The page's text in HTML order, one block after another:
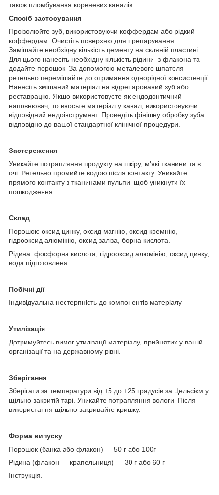
також пломбування кореневих каналів.
Спосіб застосування
Проізолюйте зуб, використовуючи коффердам або рідкий
коффердам. Очистіть поверхню для препарування.
Замішайте необхідну кількість цементу на скляній пластині.
Для цього нанесіть необхідну кількість рідини з флакона та
додайте порошок. За допомогою металевого шпателя
ретельно перемішайте до отримання однорідної консистенції.
Нанесіть змішаний матеріал на відрепарований зуб або
реставрацію. Якщо використовуєте як ендодонтичний
наповнювач, то вносьте матеріал у канал, використовуючи
відповідний ендоінструмент. Проведіть фінішну обробку зуба
відповідно до вашої стандартної клінічної процедури.
Застереження
Уникайте потрапляння продукту на шкіру, м'які тканини та в
очі. Ретельно промийте водою після контакту. Уникайте
прямого контакту з тканинами пульпи, щоб уникнути їх
пошкодження.
Склад
Порошок: оксид цинку, оксид магнію, оксид кремнію,
гідрооксид алюмінію, оксид заліза, борна кислота.
Рідина: фосфорна кислота, гідрооксид алюмінію, оксид цинку,
вода підготовлена.
Побічні дії
Індивідуальна нестерпність до компонентів матеріалу
Утилізація
Дотримуйтесь вимог утилізації матеріалу, прийнятих у вашій
організації та на державному рівні.
Зберігання
Зберігати за температури від +5 до +25 градусів за Цельсієм у
щільно закритій тарі. Уникайте потрапляння вологи. Після
використання щільно закривайте кришку.
Форма випуску
Порошок (банка або флакон) — 50 г або 100г
Рідина (флакон — крапельниця) — 30 г або 60 г
Інструкція.